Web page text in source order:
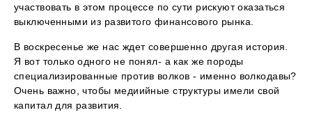
участвовать в этом процессе по сути рискуют оказаться
выключенными из развитого финансового рынка.
В воскресенье же нас ждет совершенно другая история.
Я вот только одного не понял- а как же породы
специализированные против волков - именно волкодавы?
Очень важно, чтобы медиийные структуры имели свой
капитал для развития.